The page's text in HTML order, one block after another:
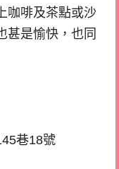
咖啡及茶點或沙
甚是愉快，也同
巷18號